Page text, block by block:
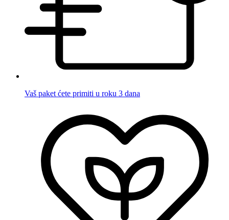
Vaš paket ćete primiti u roku 3 dana